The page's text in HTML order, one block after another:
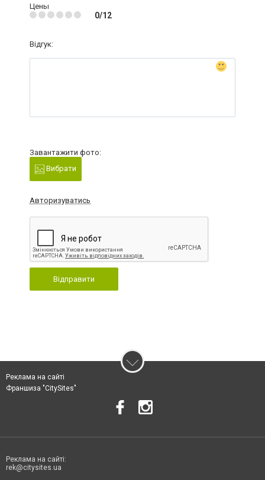
Цены
0/12
Відгук:
Завантажити фото:
Вибрати
Авторизуватись
Відправити
Реклама на сайті
Франшиза "CitySites"
Реклама на сайті:
rek@citysites.ua